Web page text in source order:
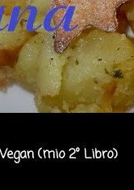
(mio 2° Libro)